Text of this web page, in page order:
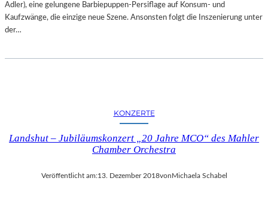
Adler), eine gelungene Barbiepuppen-Persiflage auf Konsum- und
Kaufzwänge, die einzige neue Szene. Ansonsten folgt die Inszenierung unter
der…
KONZERTE
Landshut – Jubiläumskonzert „20 Jahre MCO“ des Mahler
Chamber Orchestra
Veröffentlicht am:13. Dezember 2018von Michaela Schabel